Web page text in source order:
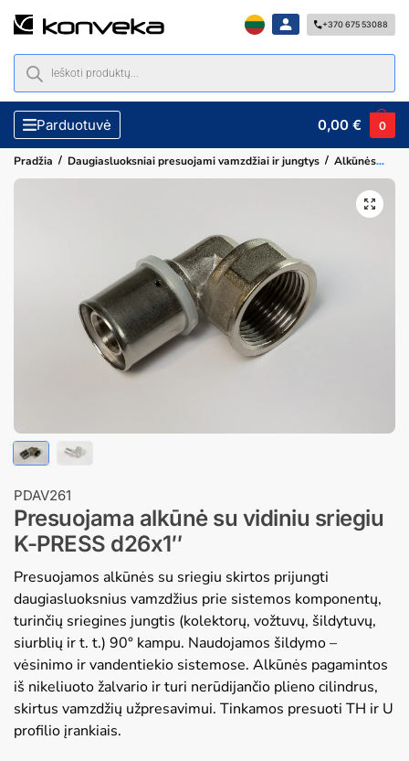
+370 675 53088
Parduotuvė 0,00€ 0
Pradžia / Daugiasluoksniai presuojami vamzdžiai ir jungtys / Alkūnės
PDAV261
Presuojama alkūnė su vidiniu sriegiu
K-PRESS d26x1″
Presuojamos alkūnės su sriegiu skirtos prijungti
daugiasluoksnius vamzdžius prie sistemos komponentų,
turinčių sriegines jungtis (kolektorų, vožtuvų, šildytuvų,
siurblių ir t. t.) 90° kampu. Naudojamos šildymo –
vėsinimo ir vandentiekio sistemose. Alkūnės pagamintos
iš nikeliuoto žalvario ir turi nerūdijančio plieno cilindrus,
skirtus vamzdžių užpresavimui. Tinkamos presuoti TH ir U
profilio įrankiais.